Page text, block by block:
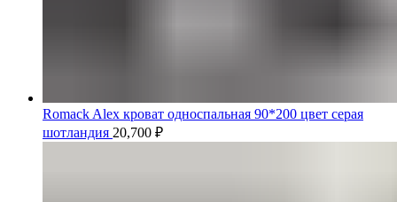
Romack Alex кроват односпальная 90*200 цвет серая
шотландия 20,700 ₽